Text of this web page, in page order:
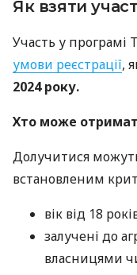
Як взяти
Участь у програмі
умови реєстрації,
2024 року.
Хто може
Долучитися
встановленим
вік від 18
залучені до
власницями